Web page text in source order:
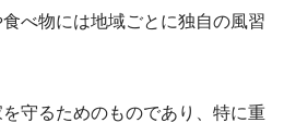
べ物には地域ごとに独自の風習
守るためのものであり、特に重